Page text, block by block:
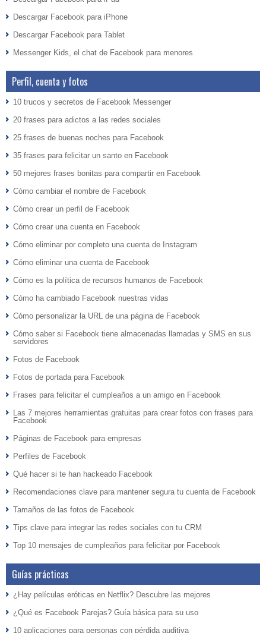
Descargar Facebook para iPhone
Descargar Facebook para Tablet
Messenger Kids, el chat de Facebook para menores
Perfil, cuenta y fotos
10 trucos y secretos de Facebook Messenger
20 frases para adictos a las redes sociales
25 frases de buenas noches para Facebook
35 frases para felicitar un santo en Facebook
50 mejores frases bonitas para compartir en Facebook
Cómo cambiar el nombre de Facebook
Cómo crear un perfil de Facebook
Cómo crear una cuenta en Facebook
Cómo eliminar por completo una cuenta de Instagram
Cómo eliminar una cuenta de Facebook
Cómo es la política de recursos humanos de Facebook
Cómo ha cambiado Facebook nuestras vidas
Cómo personalizar la URL de una página de Facebook
Cómo saber si Facebook tiene almacenadas llamadas y SMS en sus
servidores
Fotos de Facebook
Fotos de portada para Facebook
Frases para felicitar el cumpleaños a un amigo en Facebook
Las 7 mejores herramientas gratuitas para crear fotos con frases para
Facebook
Páginas de Facebook para empresas
Perfiles de Facebook
Qué hacer si te han hackeado Facebook
Recomendaciones clave para mantener segura tu cuenta de Facebook
Tamaños de las fotos de Facebook
Tips clave para integrar las redes sociales con tu CRM
Top 10 mensajes de cumpleaños para felicitar por Facebook
Guías prácticas
¿Hay películas eróticas en Netflix? Descubre las mejores
¿Qué es Facebook Parejas? Guía básica para su uso
10 aplicaciones para personas con pérdida auditiva